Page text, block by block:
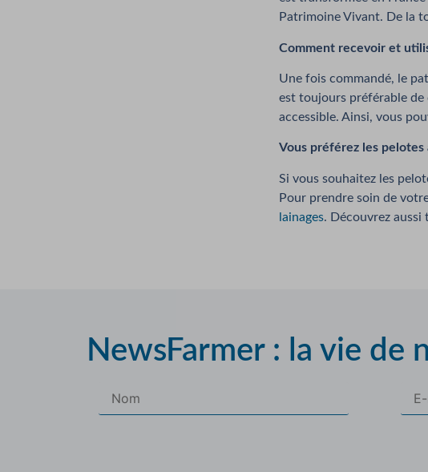
Patrimoine Vivant. De la
Comment recevoir et
Une fois commandé, le
est toujours préférable
accessible. Ainsi, vous
Vous préférez les pelotes
Si vous souhaitez les
Pour prendre soin de
lainages. Découvrez aussi
NewsFarmer : la vie de